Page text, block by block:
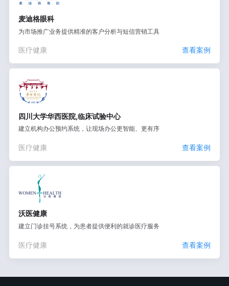
麦迪格眼科
为市场推广业务提供精准的客户分析与短信营销工具
医疗健康 查看案例
四川大学华西医院,临床试验中心
建立机构办公预约系统，让现场办公更智能、更有序
医疗健康 查看案例
沃医健康
建立门诊挂号系统，为患者提供便利的就诊医疗服务
医疗健康 查看案例